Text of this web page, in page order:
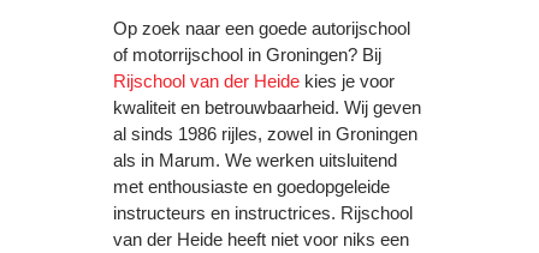
Op zoek naar een goede autorijschool
of motorrijschool in Groningen? Bij
Rijschool van der Heide kies je voor
kwaliteit en betrouwbaarheid. Wij geven
al sinds 1986 rijles, zowel in Groningen
als in Marum. We werken uitsluitend
met enthousiaste en goedopgeleide
instructeurs en instructrices. Rijschool
van der Heide heeft niet voor niks een